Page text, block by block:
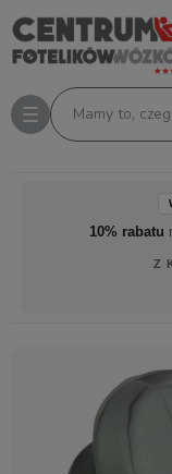
Mamy to,
10% rabatu
Z